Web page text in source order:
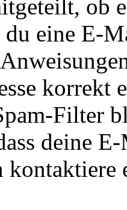
ob
eine E-
korrekt
Filter
deine
kontaktiere